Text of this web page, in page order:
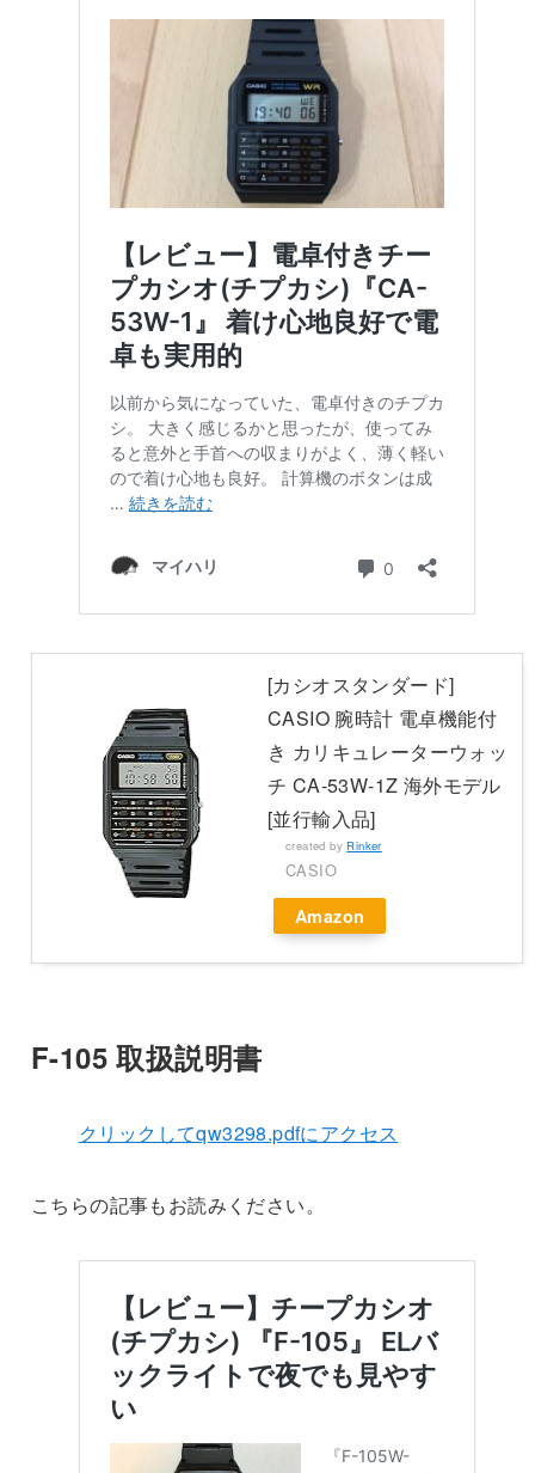
[カシオスタンダード]
CASIO 腕時計 電卓機能付
き カリキュレーターウォッ
チ CA-53W-1Z 海外モデル
[並行輸入品]
created byRinker
CASIO
Amazon
F-105 取扱説明書
クリックしてqw3298.pdfにアクセス
こちらの記事もお読みください。